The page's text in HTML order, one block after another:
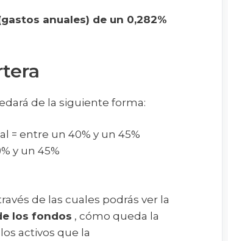
anuales) de un 0,282%
de la siguiente forma:
= entre un 40% y un 45%
y un 45%
de las cuales podrás ver la
los fondos , cómo queda la
activos que la